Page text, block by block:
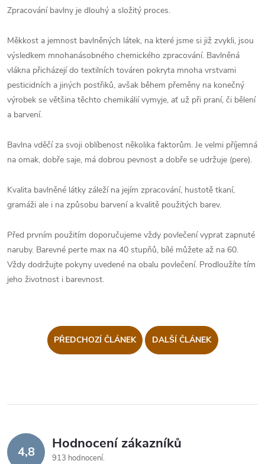
Zpracování bavlny je dlouhý a složitý proces.
Měkkost a jemnost bavlněných látek, na které jsme si již zvykli, jsou
výsledkem mnohanásobného chemického zpracování. Bavlněná
vlákna přicházejí do textilních továren pokryta mnoha vrstvami
pesticidních a jiných postřiků, avšak během přeměny na konečný
výrobek se většina těchto chemikálií vymyje, ať už při praní, či bělení
a barvení.
Bavlna vděčí za svoji oblíbenost několika faktorům. Je velmi příjemná
na omak, dobře saje, má dobrou pevnost a dobře se udržuje (pere).
Kvalita bavlněné látky záleží na jejím zpracování, hustotě tkaní,
gramáži ale i na způsobu barvení a kvalitě použitých barev.
Před prvním použitím doporučujeme vždy povlečení vyprat zapnuté
naruby. Barevné perte max na 40 stupňů, bílé můžete až na 60.
Vždy dodržujte pokyny uvedené na obalu povlečení. Prodloužíte tím
jeho životnost i barevnost.
PŘEDCHOZÍ ČLÁNEK DALŠÍ ČLÁNEK
4,8 Hodnocení zákazníků
913 hodnocení